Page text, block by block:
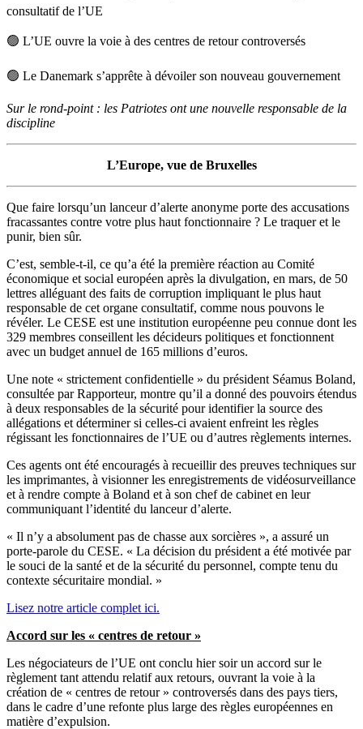
consultatif de l’UE
🟢 L’UE ouvre la voie à des centres de retour controversés
🟢 Le Danemark s’apprête à dévoiler son nouveau gouvernement
Sur le rond-point : les Patriotes ont une nouvelle responsable de la
discipline
L’Europe, vue de Bruxelles
Que faire lorsqu’un lanceur d’alerte anonyme porte des accusations
fracassantes contre votre plus haut fonctionnaire ? Le traquer et le
punir, bien sûr.
C’est, semble-t-il, ce qu’a été la première réaction au Comité
économique et social européen après la divulgation, en mars, de 50
lettres alléguant des faits de corruption impliquant le plus haut
responsable de cet organe consultatif, comme nous pouvons le
révéler. Le CESE est une institution européenne peu connue dont les
329 membres conseillent les décideurs politiques et fonctionnent
avec un budget annuel de 165 millions d’euros.
Une note « strictement confidentielle » du président Séamus Boland,
consultée par Rapporteur, montre qu’il a donné des pouvoirs étendus
à deux responsables de la sécurité pour identifier la source des
allégations et déterminer si celles-ci avaient enfreint les règles
régissant les fonctionnaires de l’UE ou d’autres règlements internes.
Ces agents ont été encouragés à recueillir des preuves techniques sur
les imprimantes, à visionner les enregistrements de vidéosurveillance
et à rendre compte à Boland et à son chef de cabinet en leur
communiquant l’identité du lanceur d’alerte.
« Il n’y a absolument pas de chasse aux sorcières », a assuré un
porte-parole du CESE. « La décision du président a été motivée par
le souci de la santé et de la sécurité du personnel, compte tenu du
contexte sécuritaire mondial. »
Lisez notre article complet ici.
Accord sur les « centres de retour »
Les négociateurs de l’UE ont conclu hier soir un accord sur le
règlement tant attendu relatif aux retours, ouvrant la voie à la
création de « centres de retour » controversés dans des pays tiers,
dans le cadre d’une refonte plus large des règles européennes en
matière d’expulsion.